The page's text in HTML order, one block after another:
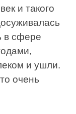
и такого
в сфере
и ушли.
очень